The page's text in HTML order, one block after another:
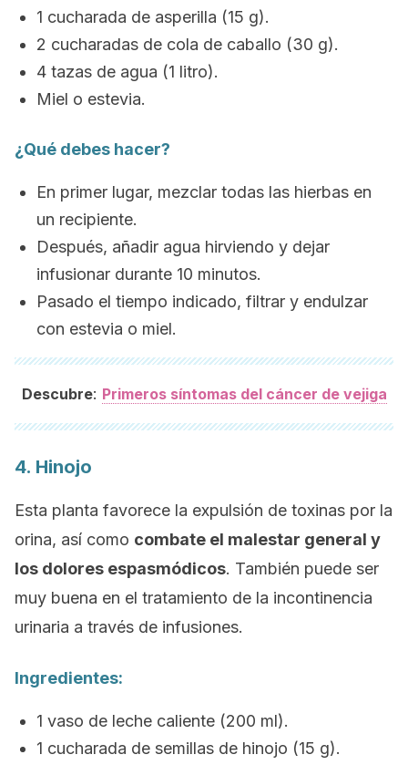
1 cucharada de asperilla (15 g).
2 cucharadas de cola de caballo (30 g).
4 tazas de agua (1 litro).
Miel o estevia.
¿Qué debes hacer?
En primer lugar, mezclar todas las hierbas en
un recipiente.
Después, añadir agua hirviendo y dejar
infusionar durante 10 minutos.
Pasado el tiempo indicado, filtrar y endulzar
con estevia o miel.
Descubre: Primeros síntomas del cáncer de vejiga
4. Hinojo
Esta planta favorece la expulsión de toxinas por la
orina, así como combate el malestar general y
los dolores espasmódicos. También puede ser
muy buena en el tratamiento de la incontinencia
urinaria a través de infusiones.
Ingredientes:
1 vaso de leche caliente (200 ml).
1 cucharada de semillas de hinojo (15 g).